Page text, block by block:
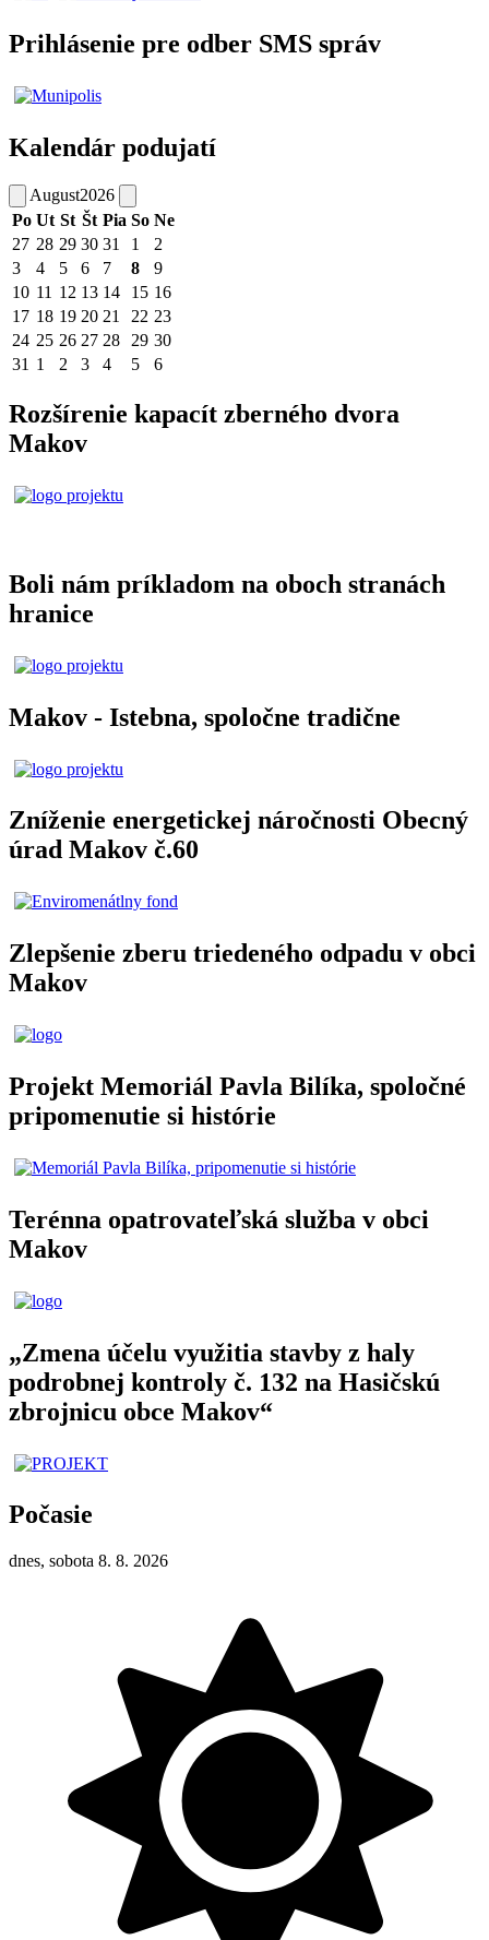
Prihlásenie pre odber SMS správ
Kalendár podujatí
August2026
Po Ut St Št Pia So Ne
27 28 29 30 31 1
2
3
4 5 6 7 8
9
10 11 12 13 14 15 16
17 18 19 20 21 22 23
24 25 26 27 28 29 30
31 1 2 3 4 5 6
Rozšírenie kapacít zberného dvora
Makov
Boli nám príkladom na oboch stranách
hranice
Makov - Istebna, spoločne tradične
Zníženie energetickej náročnosti Obecný
úrad Makov č.60
Zlepšenie zberu triedeného odpadu v obci
Makov
Projekt Memoriál Pavla Bilíka, spoločné
pripomenutie si histórie
Terénna opatrovateľská služba v obci
Makov
„Zmena účelu využitia stavby z haly
podrobnej kontroly č. 132 na Hasičskú
zbrojnicu obce Makov“
Počasie
dnes, sobota 8. 8. 2026